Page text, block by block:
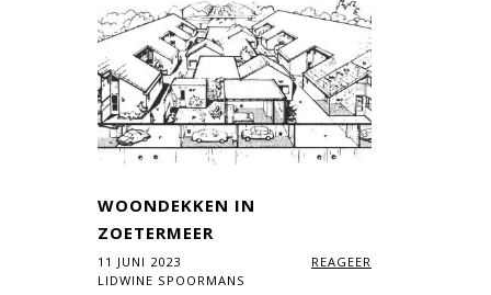
WOONDEKKEN IN
ZOETERMEER
11 JUNI 2023
REAGEER
LIDWINE SPOORMANS